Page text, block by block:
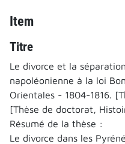
Item
Titre
Le divorce et la
napoléonienne à la loi
Orientales - 1804-1816.
[Thèse de doctorat,
Résumé de la thèse :
Le divorce dans les